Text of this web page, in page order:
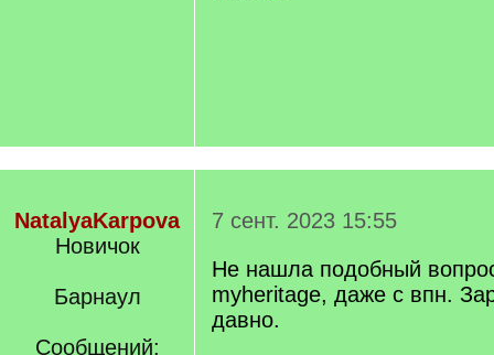
NatalyaKarpova
Новичок
Барнаул
Сообщений:
7 сент. 2023 15:55
Не нашла подобный
myheritage, даже с впн.
давно.